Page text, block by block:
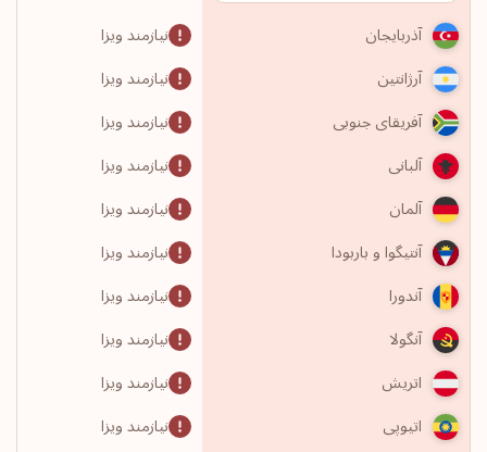
آذربایجان
نیازمند ویزا
آرژانتین
نیازمند ویزا
آفریقای جنوبی
نیازمند ویزا
آلبانی
نیازمند ویزا
آلمان
نیازمند ویزا
آنتیگوا و باربودا
نیازمند ویزا
آندورا
نیازمند ویزا
آنگولا
نیازمند ویزا
اتریش
نیازمند ویزا
اتیوپی
نیازمند ویزا